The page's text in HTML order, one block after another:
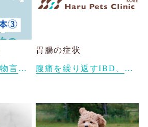
東洋医学の基本③物言わぬ動物たちも、実は詳しく診断できる ― 東洋医学と日々の観察のちから
胃腸の症状
腹痛を繰り返すIBD、膵炎で漢方薬治療しているベルちゃん